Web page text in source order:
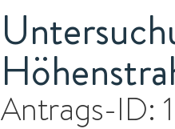
Antrags-ID: